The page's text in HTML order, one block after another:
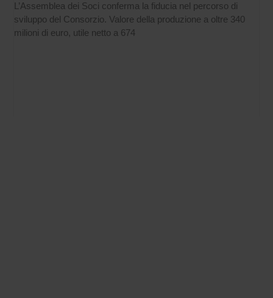
L’Assemblea dei Soci conferma la fiducia nel percorso di
sviluppo del Consorzio. Valore della produzione a oltre 340
milioni di euro, utile netto a 674